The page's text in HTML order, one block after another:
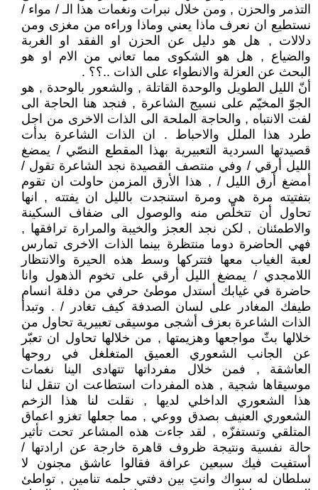
التذمر والحزن , ومن خلال نبرات ونغمات هذا الـ / مواء /
نستطيع ان نعرف ماذا يعني وماذا وراءه من مغزى ومن
دلالات , هل هو دليل عن الحزن او الفقد او الغربة
والضياع , هل هو الشكوى مما تعاني من الام او هو
البحث عن العزلة والانطواء على الذات ..؟؟ .
أنّ الليل الطويل والوحدة القاتلة , والشعور بالوحدة , هو
الجوّ المخيّم على نسيج الشاعرة , فنجد هنا الحاجة الى
لفت الانتباه , والحاجة الملحة الى الذات الاخرى من اجل
طرد هذا الملل والاحباط . ان الذات الشاعرة بدأت
قصيدتها السردية التعبيرية بهذا المقطع النصّي / يمضغ
الليل أرقي / وفي منتصف القصيدة نجد الشاعرة تقول /
أمضغ أرق الليل / , هذا الأرق المزمن حاولت ان تقوم
بتفتيته مرة هي ومرة استنجدت بالليل ان يفتته , انها
تحاول أن تتخلّص منه والوصول الى ضفاف السكينة
والاطمئنان , لكن نجد العجز والخيبة والمرارة ترافقها ,
فهي الحاضرة دوما منتظرة بينما الذات الاخرى تمارس
لعبة الغياب معها فتتركها وسط هذه الحيرة والانتظار
اللامجدي / يمضغ الليل أرقي على تخوم الذهول وانا
حاضرة في غيابك أستدل موطئ حرفي من دفلة انسام
طيفك المغادر على لسان الصدفة كيف تغادر / . وتبدأ
الذات الشاعرة بعزف أشجى موسيقى تعبيرية تحاول من
خلالها بثّ مواجعها وهزيمتها , من خلالها تحاول ان تعبّر
عن الجانب الشعوري العميق المتغلغل في روحها
العاشقة , فمن خلال مفرداتها تتهادى الينا نغمات
موسيقاها شجية , هذه المفردات استطاعت ان تنقل لنا
هذا الشعوري الداخلي لديها , نقلت لنا هذا الزخم
الشعوري العنيف بصدق ووعي , مما جعلها تغزو اعماق
المتلقي وتستفزّه , لقد جاءت هذه المشاعر تحت تأثير
حالة نفسية ونتيجة ظروف قاهرة خارجة عن ارادتها /
أستفيت فيك سبعين عرافة فقالوا عاشق مجنون لا
سلطان له سواك وانتِ بين دفتي حلمه تنامين , تواطئ